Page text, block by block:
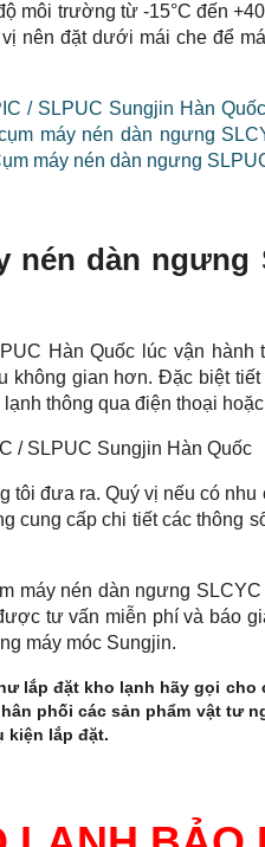
môi trường từ -15°C đến
nên đặt dưới mái che để
dàn ngưng
Hàn Quốc lúc vận hành
gian hơn. Đặc biệt
thông qua điện thoại
tôi đưa ra. Quý vị nếu có
cung cấp chi tiết các thông
máy nén dàn ngưng
tư vấn miễn phí và báo
máy móc Sungjin.
lắp đặt kho lạnh hãy gọi cho
phối các sản phẩm vật tư
kiện lắp đặt.